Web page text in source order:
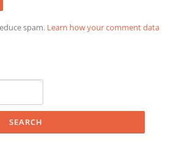
spam. Learn how your comment data